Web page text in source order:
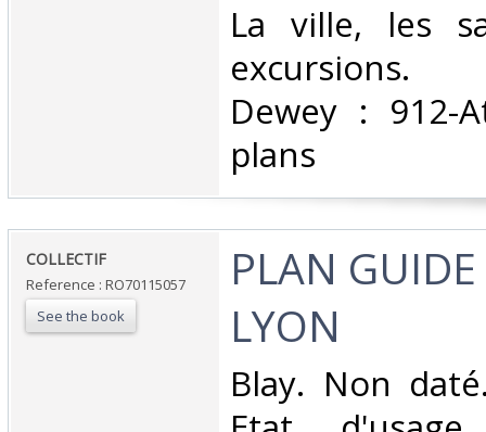
‎La ville, les
excursions.
Dewey : 912-
plans‎
‎COLLECTIF‎
Reference : RO70115057
See the book
‎PLAN
LYON‎
‎Blay. Non